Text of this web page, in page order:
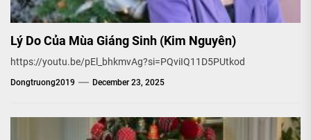
Lý Do Của Mùa Giáng Sinh (Kim Nguyên)
https://youtu.be/pEl_bhkmvAg?si=PQviIQ11D5PUtkod
Dongtruong2019 December 23, 2025